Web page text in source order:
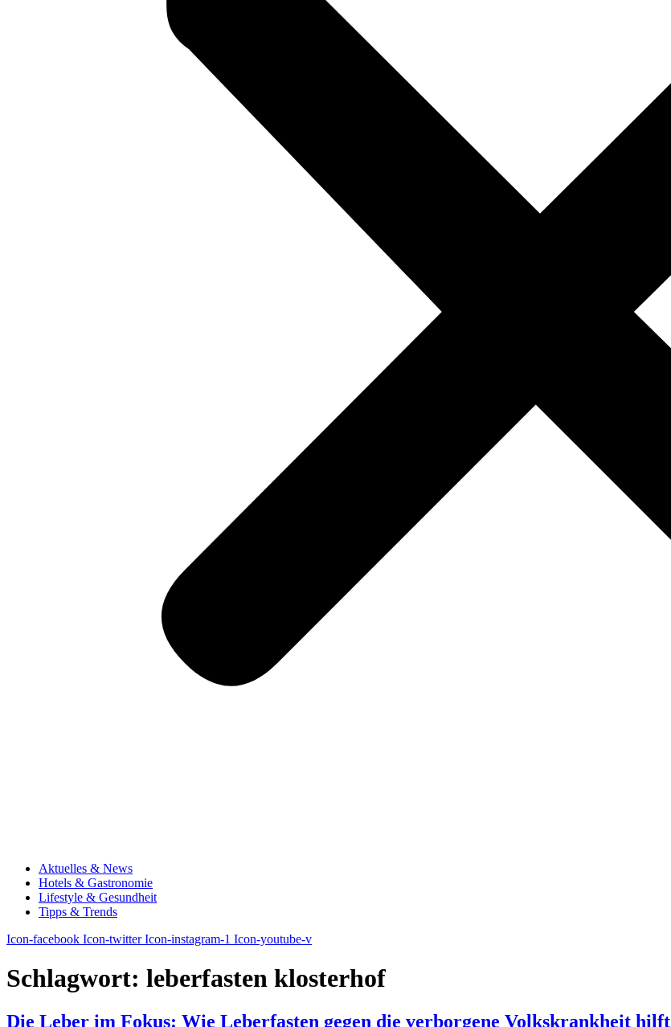
Aktuelles & News
Hotels & Gastronomie
Lifestyle & Gesundheit
Tipps & Trends
Icon-facebook Icon-twitter Icon-instagram-1 Icon-youtube-v
Schlagwort: leberfasten klosterhof
Die Leber im Fokus: Wie Leberfasten gegen die verborgene Volkskrankheit hilft